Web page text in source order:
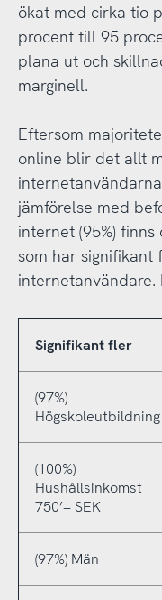
ökat med cirka tio
procent till 95
plana ut och
marginell.
Eftersom
online blir det allt
jämförelse med
internet (95%)
som har signifikant
internetanvändare.
Signifikant fler
(97%)
Högskoleutbildning
(100%)
Hushållsinkomst
750’+ SEK
(97%) Män